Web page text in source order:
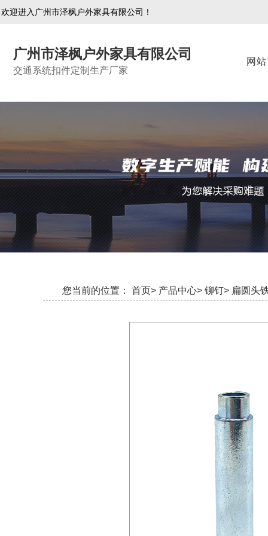
欢迎进入广州市泽枫户外家具有限公司！
广州市泽枫户外家具有限公司
交通系统扣件定制生产厂家
网
您当前的位置： 首页> 产品中心> 铆钉> 扁圆头